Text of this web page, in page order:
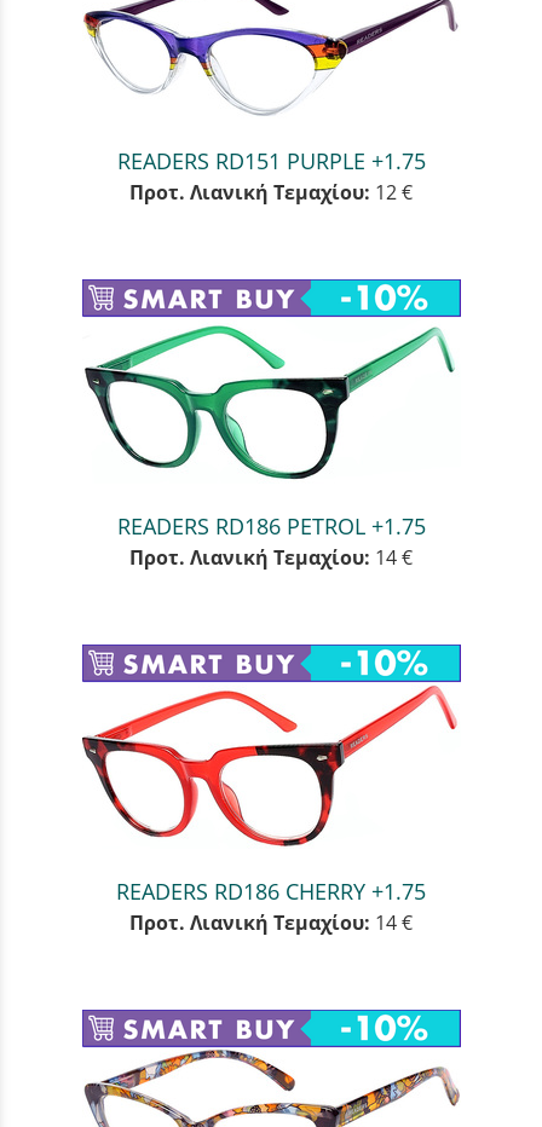
READERS RD151 PURPLE +1.75
Προτ. Λιανική Τεμαχίου: 12 €
READERS RD186 PETROL +1.75
Προτ. Λιανική Τεμαχίου: 14 €
READERS RD186 CHERRY +1.75
Προτ. Λιανική Τεμαχίου: 14 €